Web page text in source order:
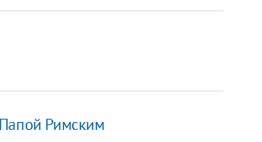
Римским